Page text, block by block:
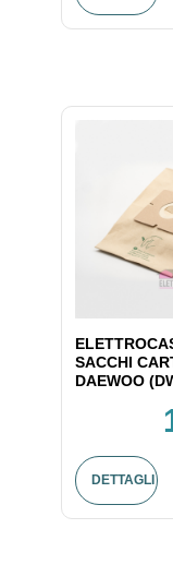
SACCHI
DAEWOO
DETTAGLI